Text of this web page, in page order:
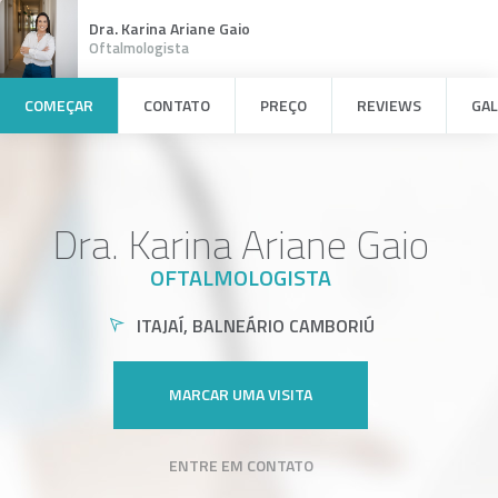
Dra. Karina Ariane Gaio
Oftalmologista
COMEÇAR CONTATO PREÇO REVIEWS
Dra. Karina Ariane Gaio
OFTALMOLOGISTA
ITAJAÍ, BALNEÁRIO CAMBORIÚ
MARCAR UMA VISITA
ENTRE EM CONTATO